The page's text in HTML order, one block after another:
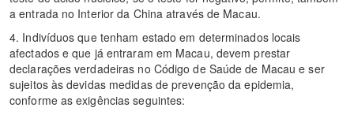
a entrada no Interior da China através de Macau.
4. Indivíduos que tenham estado em determinados locais
afectados e que já entraram em Macau, devem prestar
declarações verdadeiras no Código de Saúde de Macau e ser
sujeitos às devidas medidas de prevenção da epidemia,
conforme as exigências seguintes: